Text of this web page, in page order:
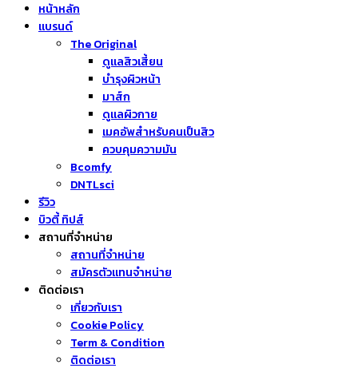
หน้าหลัก
แบรนด์
The Original
ดูแลสิวเสี้ยน
บำรุงผิวหน้า
มาส์ก
ดูแลผิวกาย
เมคอัพสำหรับคนเป็นสิว
ควบคุมความมัน
Bcomfy
DNTLsci
รีวิว
บิวตี้ ทิปส์
สถานที่จำหน่าย
สถานที่จำหน่าย
สมัครตัวแทนจำหน่าย
ติดต่อเรา
เกี่ยวกับเรา
Cookie Policy
Term & Condition
ติดต่อเรา